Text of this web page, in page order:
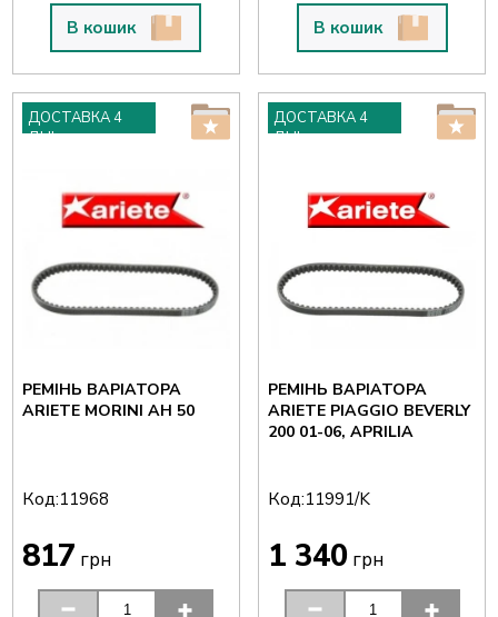
В кошик В кошик
ДОСТАВКА 4
ДНІ
РЕМІНЬ ВАРІАТОРА
ARIETE MORINI AH 50
Код:11968
817 грн
ДОСТАВКА 4
ДНІ
РЕМІНЬ ВАРІАТОРА
ARIETE PIAGGIO BEVERLY
200 01-06, APRILIA
Код:11991/K
1 340 грн